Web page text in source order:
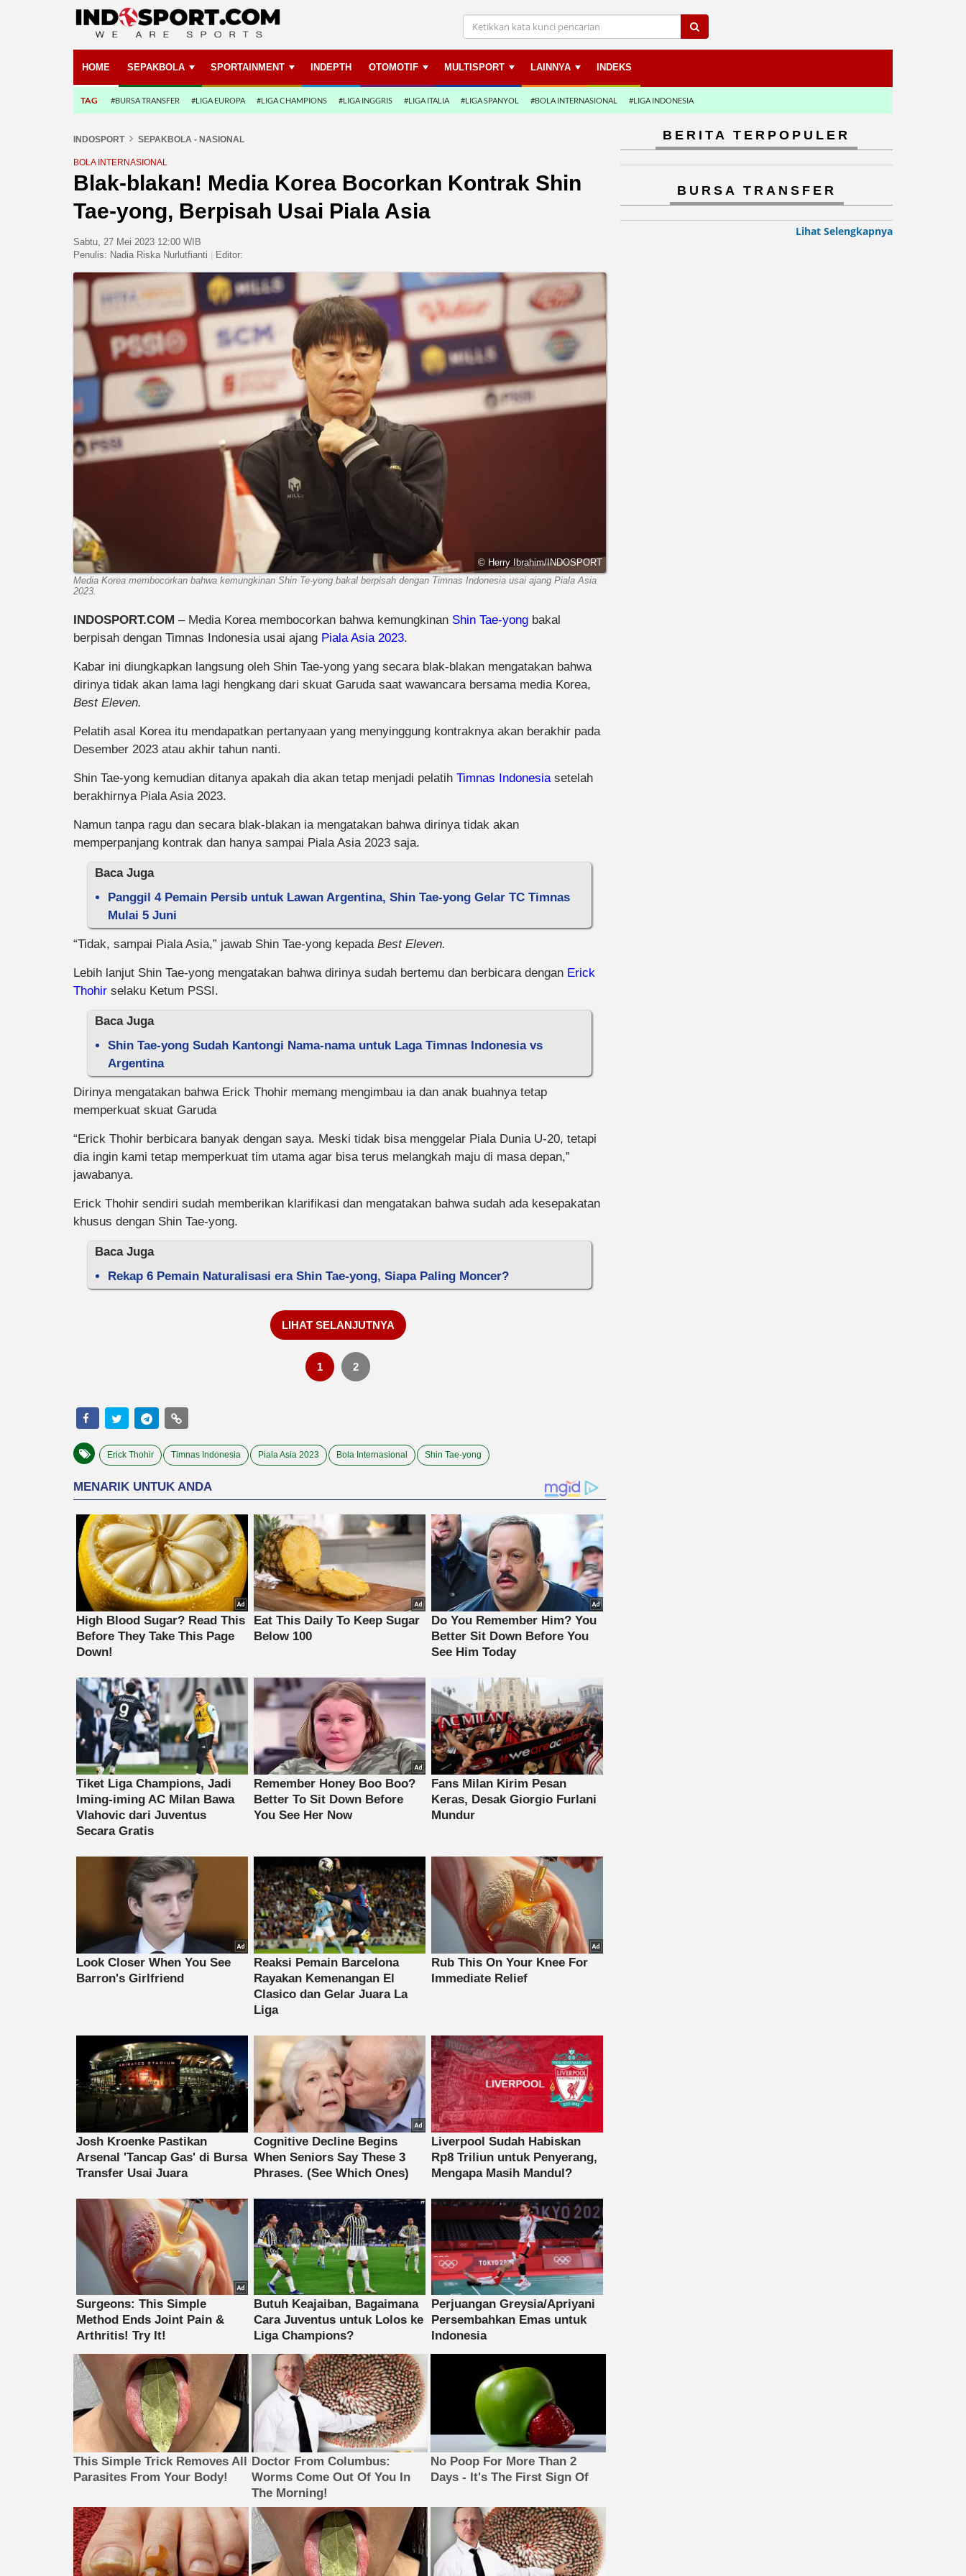
HOME SEPAKBOLA SPORTAINMENT INDEPTH OTOMOTIF MULTISPORT LAINNYA INDEKS
TAG #BURSA TRANSFER #LIGA EUROPA #LIGA CHAMPIONS #LIGA INGGRIS #LIGA ITALIA #LIGA SPANYOL #BOLA INTERNASIONAL #LIGA INDONESIA
INDOSPORT SEPAKBOLA - NASIONAL
BOLA INTERNASIONAL
Blak-blakan! Media Korea Bocorkan Kontrak Shin
Tae-yong, Berpisah Usai Piala Asia
Sabtu, 27 Mei 2023 12:00 WIB
Penulis: Nadia Riska Nurlutfianti Editor:
© Herry Ibrahim/INDOSPORT
Media Korea membocorkan bahwa kemungkinan Shin Te-yong bakal berpisah dengan Timnas Indonesia usai ajang Piala Asia
2023.
INDOSPORT.COM – Media Korea membocorkan bahwa kemungkinan Shin Tae-yong bakal
berpisah dengan Timnas Indonesia usai ajang Piala Asia 2023.
Kabar ini diungkapkan langsung oleh Shin Tae-yong yang secara blak-blakan mengatakan bahwa
dirinya tidak akan lama lagi hengkang dari skuat Garuda saat wawancara bersama media Korea,
Best Eleven.
Pelatih asal Korea itu mendapatkan pertanyaan yang menyinggung kontraknya akan berakhir pada
Desember 2023 atau akhir tahun nanti.
Shin Tae-yong kemudian ditanya apakah dia akan tetap menjadi pelatih Timnas Indonesiasetelah
berakhirnya Piala Asia 2023.
Namun tanpa ragu dan secara blak-blakan ia mengatakan bahwa dirinya tidak akan
memperpanjang kontrak dan hanya sampai Piala Asia 2023 saja.
Baca Juga
Panggil 4 Pemain Persib untuk Lawan Argentina, Shin Tae-yong Gelar TC Timnas
Mulai 5 Juni
“Tidak, sampai Piala Asia,” jawab Shin Tae-yong kepada Best Eleven.
Lebih lanjut Shin Tae-yong mengatakan bahwa dirinya sudah bertemu dan berbicara dengan Erick
Thohir selaku Ketum PSSI.
Baca Juga
Shin Tae-yong Sudah Kantongi Nama-nama untuk Laga Timnas Indonesia vs
Argentina
Dirinya mengatakan bahwa Erick Thohir memang mengimbau ia dan anak buahnya tetap
memperkuat skuat Garuda
“Erick Thohir berbicara banyak dengan saya. Meski tidak bisa menggelar Piala Dunia U-20, tetapi
dia ingin kami tetap memperkuat tim utama agar bisa terus melangkah maju di masa depan,”
jawabanya.
Erick Thohir sendiri sudah memberikan klarifikasi dan mengatakan bahwa sudah ada kesepakatan
khusus dengan Shin Tae-yong.
Baca Juga
Rekap 6 Pemain Naturalisasi era Shin Tae-yong, Siapa Paling Moncer?
LIHAT SELANJUTNYA
1 2
Erick Thohir Timnas Indonesia Piala Asia 2023 Bola Internasional Shin Tae-yong
This Simple Trick Removes All
Parasites From Your Body!
Doctor From Columbus:
Worms Come Out Of You In
The Morning!
No Poop For More Than 2
Days - It's The First Sign Of
BERITA TERPOPULER
BURSA TRANSFER
Lihat Selengkapnya